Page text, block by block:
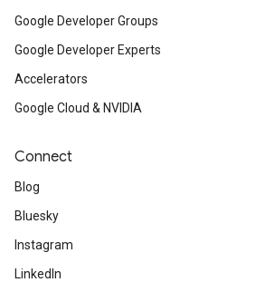
Google Developer Groups
Google Developer Experts
Accelerators
Google Cloud & NVIDIA
Connect
Blog
Bluesky
Instagram
LinkedIn